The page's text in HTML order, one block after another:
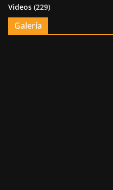
Videos (229)
Galería